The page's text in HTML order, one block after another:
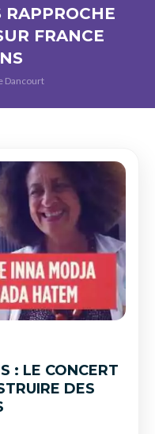
FRANCE
Dancourt
: LE CONCERT
DES